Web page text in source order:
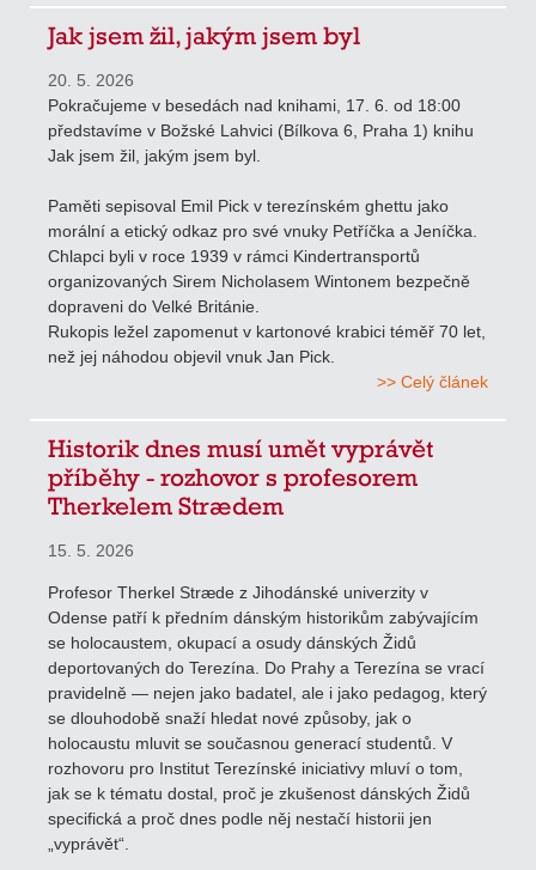
Jak jsem žil, jakým jsem byl
20. 5. 2026
Pokračujeme v besedách nad knihami, 17. 6. od 18:00
představíme v Božské Lahvici (Bílkova 6, Praha 1) knihu
Jak jsem žil, jakým jsem byl.
Paměti sepisoval Emil Pick v terezínském ghettu jako
morální a etický odkaz pro své vnuky Petříčka a Jeníčka.
Chlapci byli v roce 1939 v rámci Kindertransportů
organizovaných Sirem Nicholasem Wintonem bezpečně
dopraveni do Velké Británie.
Rukopis ležel zapomenut v kartonové krabici téměř 70 let,
než jej náhodou objevil vnuk Jan Pick.
>> Celý článek
Historik dnes musí umět vyprávět
příběhy - rozhovor s profesorem
Therkelem Strædem
15. 5. 2026
Profesor Therkel Stræde z Jihodánské univerzity v
Odense patří k předním dánským historikům zabývajícím
se holocaustem, okupací a osudy dánských Židů
deportovaných do Terezína. Do Prahy a Terezína se vrací
pravidelně — nejen jako badatel, ale i jako pedagog, který
se dlouhodobě snaží hledat nové způsoby, jak o
holocaustu mluvit se současnou generací studentů. V
rozhovoru pro Institut Terezínské iniciativy mluví o tom,
jak se k tématu dostal, proč je zkušenost dánských Židů
specifická a proč dnes podle něj nestačí historii jen
„vyprávět“.